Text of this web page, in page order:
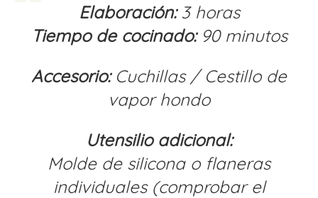
Elaboración:3 horas
Tiempo de cocinado:90 minutos
Accesorio:Cuchillas / Cestillo de
vapor hondo
Utensilio adicional:
Molde de silicona o flaneras
individuales (comprobar el